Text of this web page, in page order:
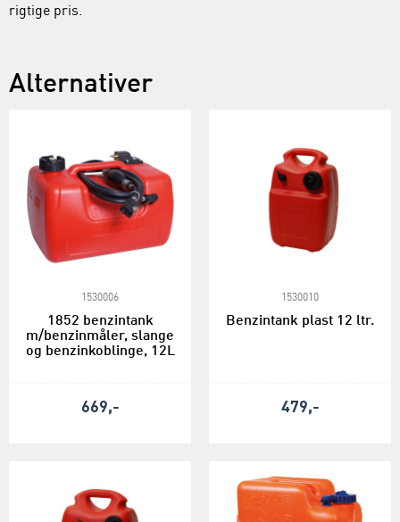
rigtige pris.
Alternativer
1530006
1852 benzintank
m/benzinmåler, slange
og benzinkoblinge, 12L
669,-
1530010
Benzintank plast 12 ltr.
479,-